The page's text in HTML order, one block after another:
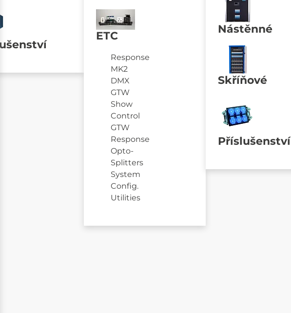
ETC
Response
MK2
DMX
GTW
Show
Control
GTW
Response
Opto-
Splitters
System
Config.
Utilities
Nástěnné
Skříňové
Příslušenství